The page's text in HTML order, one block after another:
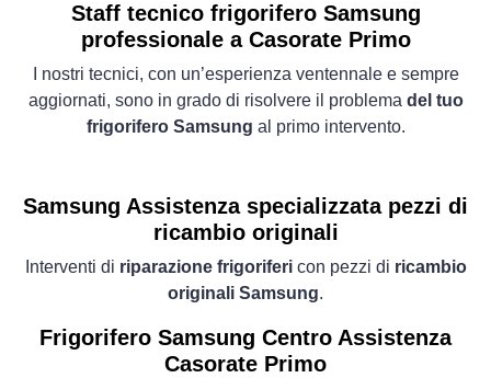
Staff tecnico frigorifero Samsung
professionale a Casorate Primo
I nostri tecnici, con un’esperienza ventennale e sempre
aggiornati, sono in grado di risolvere il problema del tuo
frigorifero Samsung al primo intervento.
Samsung Assistenza specializzata pezzi di
ricambio originali
Interventi di riparazione frigorifericon pezzi di ricambio
originali Samsung.
Frigorifero Samsung Centro Assistenza
Casorate Primo